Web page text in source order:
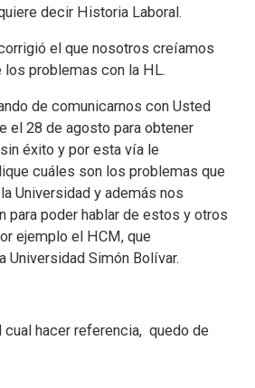
decir Historia Laboral.
el que nosotros creíamos
los problemas con la HL.
de comunicarnos con Usted
el 28 de agosto para obtener
éxito y por esta vía le
cuáles son los problemas que
Universidad y además nos
para poder hablar de estos y otros
ejemplo el HCM, que
Universidad Simón Bolívar.
cual hacer referencia, quedo de